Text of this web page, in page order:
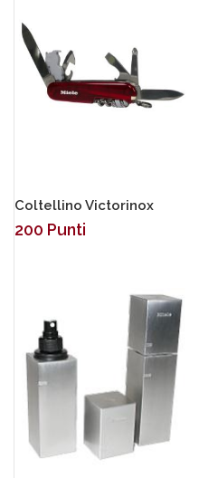
Coltellino Victorinox
200 Punti